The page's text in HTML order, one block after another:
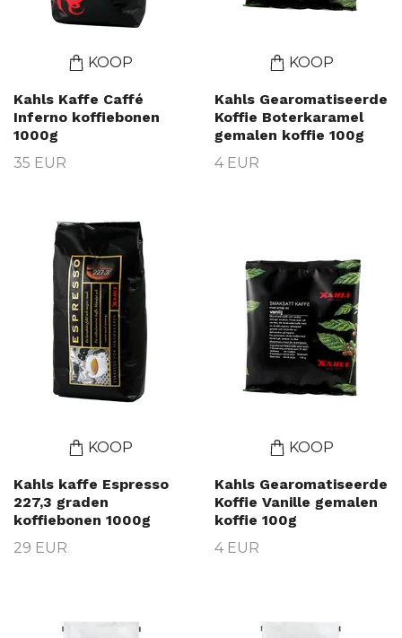
KOOP
Kahls Kaffe Caffé
Inferno koffiebonen
1000g
35 EUR
KOOP
Kahls Gearomatiseerde
Koffie Boterkaramel
gemalen koffie 100g
4 EUR
KOOP
Kahls kaffe Espresso
227,3 graden
koffiebonen 1000g
29 EUR
KOOP
Kahls Gearomatiseerde
Koffie Vanille gemalen
koffie 100g
4 EUR